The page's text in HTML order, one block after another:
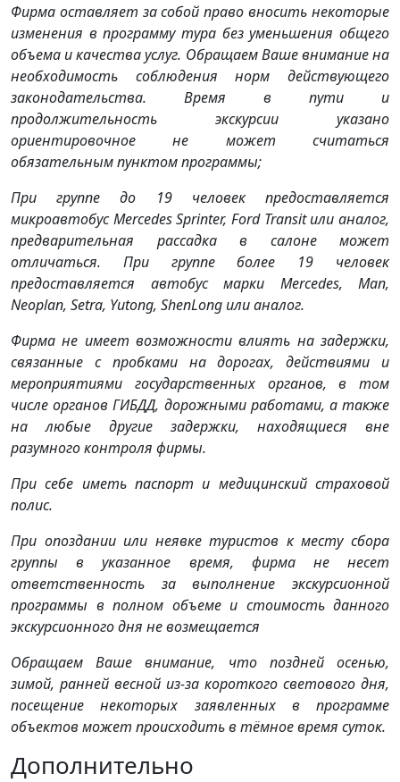
Фирма оставляет за собой право вносить некоторые
изменения в программу тура без уменьшения общего
объема и качества услуг. Обращаем Ваше внимание на
необходимость соблюдения норм действующего
законодательства. Время в пути и
продолжительность экскурсии указано
ориентировочное не может считаться
обязательным пунктом программы;
При группе до 19 человек предоставляется
микроавтобус Mercedes Sprinter, Ford Transit или аналог,
предварительная рассадка в салоне может
отличаться. При группе более 19 человек
предоставляется автобус марки Mercedes, Man,
Neoplan, Setra, Yutong, ShenLong или аналог.
Фирма не имеет возможности влиять на задержки,
связанные с пробками на дорогах, действиями и
мероприятиями государственных органов, в том
числе органов ГИБДД, дорожными работами, а также
на любые другие задержки, находящиеся вне
разумного контроля фирмы.
При себе иметь паспорт и медицинский страховой
полис.
При опоздании или неявке туристов к месту сбора
группы в указанное время, фирма не несет
ответственность за выполнение экскурсионной
программы в полном объеме и стоимость данного
экскурсионного дня не возмещается
Обращаем Ваше внимание, что поздней осенью,
зимой, ранней весной из-за короткого светового дня,
посещение некоторых заявленных в программе
объектов может происходить в тёмное время суток.
Дополнительно